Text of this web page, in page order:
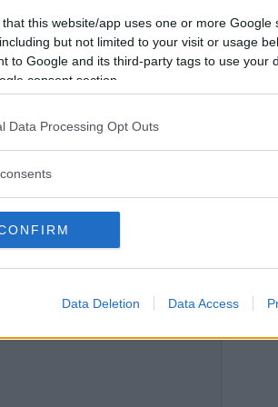
that this website/app uses one or more
but not limited to your visit or usage
to Google and its third-party tags to use your
consent section.
Data Processing Opt Outs
Data Deletion Data Access
en stund...
2016-04-21 20:49
Vill